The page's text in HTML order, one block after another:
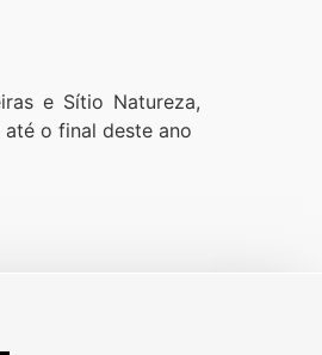
e Sítio Natureza,
o final deste ano